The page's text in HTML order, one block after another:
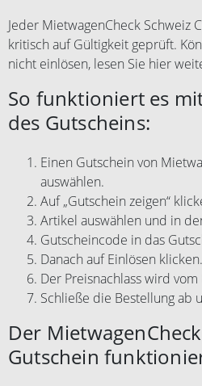
Jeder MietwagenCheck Schweiz
kritisch auf Gültigkeit geprüft.
nicht einlösen, lesen Sie hier
So funktioniert es
des Gutscheins:
Einen Gutschein von
auswählen.
Auf „Gutschein zeigen“
Artikel auswählen und in
Gutscheincode in das
Danach auf Einlösen klicken.
Der Preisnachlass wird
Schließe die Bestellung ab
Der
Gutschein